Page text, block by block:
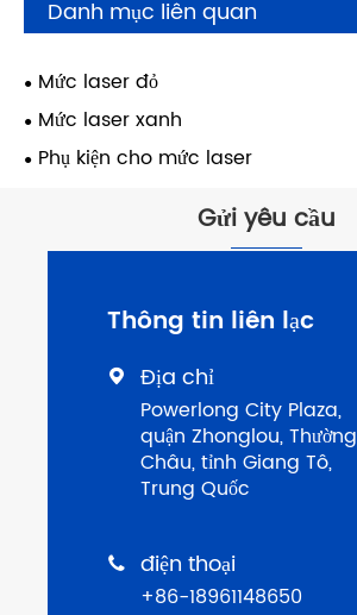
Danh mục liên quan
Mức laser đỏ
Mức laser xanh
Phụ kiện cho mức laser
Gửi yêu cầu
Thông tin liên lạc
 Địa chỉ
Powerlong City Plaza,
quận Zhonglou, Thường
Châu, tỉnh Giang Tô,
Trung Quốc
 điện thoại
+86-18961148650